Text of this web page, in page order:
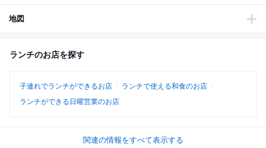
地図
ランチのお店を探す
子連れでランチができるお店
ランチで使える和食のお店
ランチができる日曜営業のお店
関連の情報をすべて表示する